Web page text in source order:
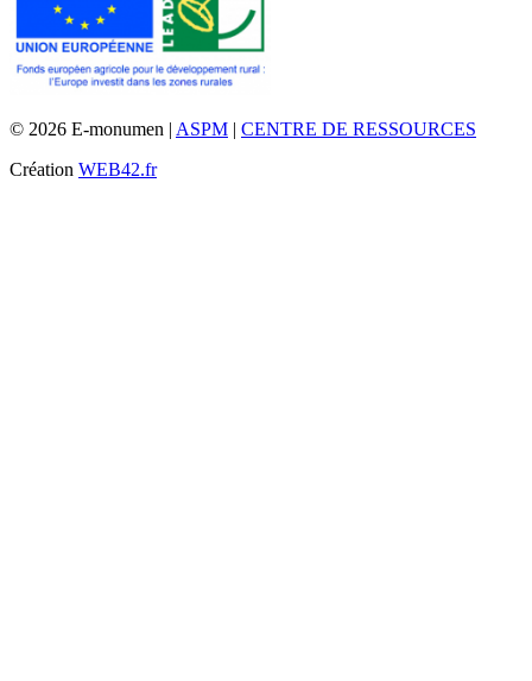
© 2026 E-monumen | ASPM | CENTRE DE RESSOURCES
Création WEB42.fr